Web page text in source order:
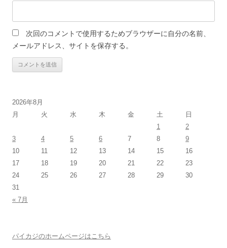
次回のコメントで使用するためブラウザーに自分の名前、
メールアドレス、サイトを保存する。
2026年8月
月
火 水 木 金 土
日
1
2
3
4 5 6 7 8
9
10
11 12 13 14 15
16
17
18 19 20 21 22
23
24
25 26 27 28 29
30
31
« 7月
パイカジのホームページはこちら